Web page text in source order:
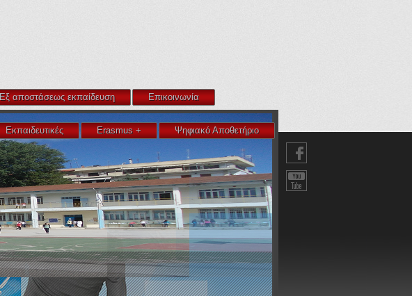
Εξ αποστάσεως εκπαίδευση
Επικοινωνία
Εκπαιδευτικές Erasmus + Ψηφιακό Αποθετήριο